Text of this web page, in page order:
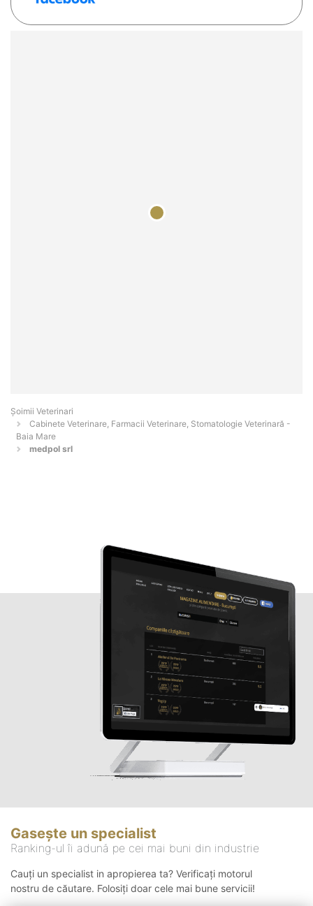
Șoimii Veterinari
Cabinete Veterinare, Farmacii Veterinare, Stomatologie Veterinară -
Baia Mare
medpol srl
Gasește un specialist
Ranking-ul îi adună pe cei mai buni din industrie
Cauți un specialist in apropierea ta? Verificați motorul
nostru de căutare. Folosiți doar cele mai bune servicii!